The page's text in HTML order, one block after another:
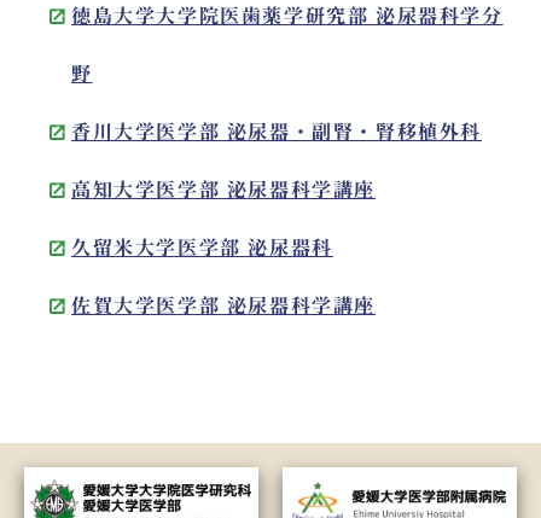
徳島大学大学院医歯薬学研究部 泌尿器科学分
野
香川大学医学部 泌尿器・副腎・腎移植外科
高知大学医学部 泌尿器科学講座
久留米大学医学部 泌尿器科
佐賀大学医学部 泌尿器科学講座